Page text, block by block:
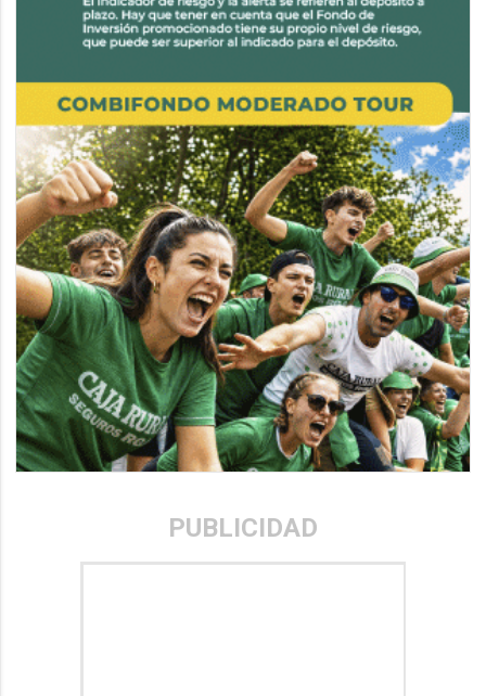
PUBLICIDAD